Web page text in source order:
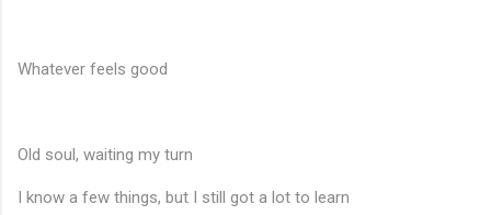
Whatever feels good
Old soul, waiting my turn
I know a few things, but I still got a lot to learn